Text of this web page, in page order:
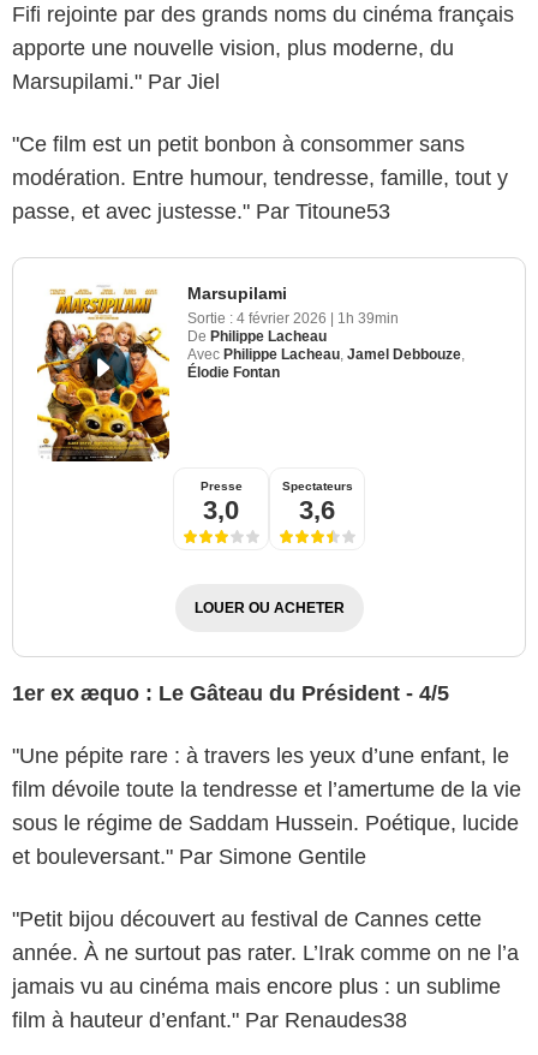
Fifi rejointe par des grands noms du cinéma français
apporte une nouvelle vision, plus moderne, du
Marsupilami." Par Jiel
"Ce film est un petit bonbon à consommer sans
modération. Entre humour, tendresse, famille, tout y
passe, et avec justesse." Par Titoune53
Marsupilami
Sortie : 4 février 2026 | 1h 39min
De Philippe Lacheau
Avec Philippe Lacheau Jamel Debbouze
Élodie Fontan
Presse
3,0
Spectateurs
3,6
LOUER OU ACHETER
1er ex æquo : Le Gâteau du Président - 4/5
"Une pépite rare : à travers les yeux d’une enfant, le
film dévoile toute la tendresse et l’amertume de la vie
sous le régime de Saddam Hussein. Poétique, lucide
et bouleversant." Par Simone Gentile
"Petit bijou découvert au festival de Cannes cette
année. À ne surtout pas rater. L’Irak comme on ne l’a
jamais vu au cinéma mais encore plus : un sublime
film à hauteur d’enfant." Par Renaudes38